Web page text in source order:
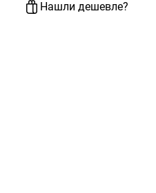
Нашли дешевле?